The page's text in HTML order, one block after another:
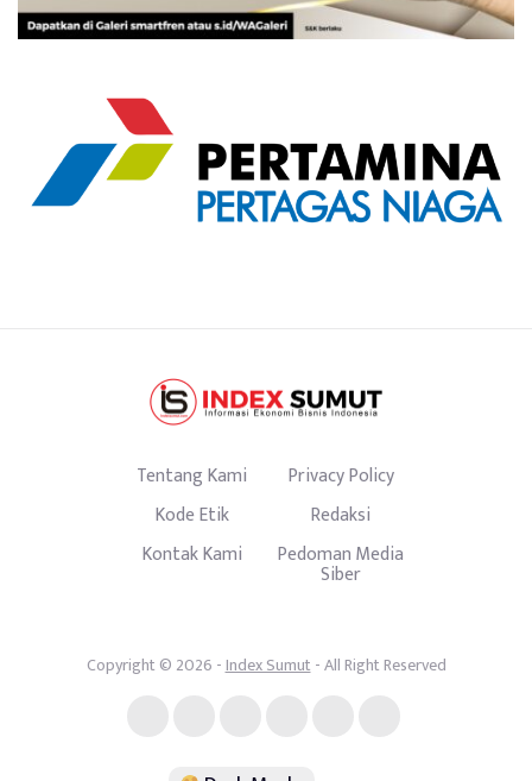
Tentang Kami
Privacy Policy
Kode Etik
Redaksi
Kontak Kami
Pedoman Media
Siber
Copyright © 2026 -Index Sumut- All Right Reserved